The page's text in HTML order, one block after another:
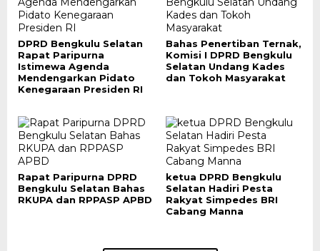
DPRD Bengkulu Selatan
Rapat Paripurna
Istimewa Agenda
Mendengarkan Pidato
Kenegaraan Presiden RI
Bahas Penertiban Ternak,
Komisi I DPRD Bengkulu
Selatan Undang Kades
dan Tokoh Masyarakat
Rapat Paripurna DPRD
Bengkulu Selatan Bahas
RKUPA dan RPPASP APBD
ketua DPRD Bengkulu
Selatan Hadiri Pesta
Rakyat Simpedes BRI
Cabang Manna